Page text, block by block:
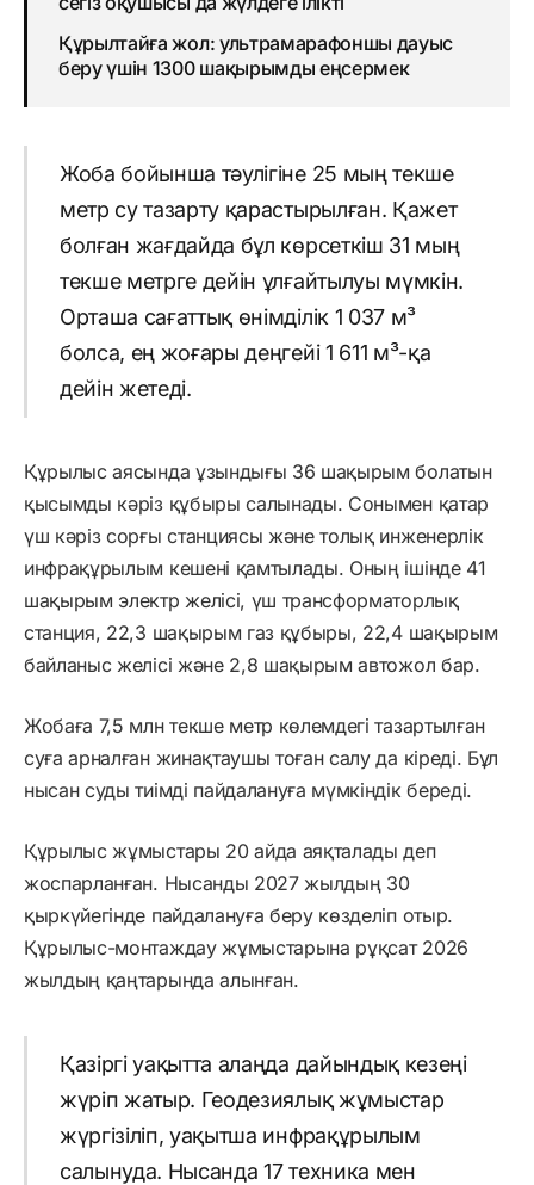
Құрылтайға жол: ультрамарафоншы дауыс
беру үшін 1300 шақырымды еңсермек
Жоба бойынша тәулігіне 25 мың текше
метр су тазарту қарастырылған. Қажет
болған жағдайда бұл көрсеткіш 31 мың
текше метрге дейін ұлғайтылуы мүмкін.
Орташа сағаттық өнімділік 1 037 м³
болса, ең жоғары деңгейі 1 611 м³-қа
дейін жетеді.
Құрылыс аясында ұзындығы 36 шақырым болатын
қысымды кәріз құбыры салынады. Сонымен қатар
үш кәріз сорғы станциясы және толық инженерлік
инфрақұрылым кешені қамтылады. Оның ішінде 41
шақырым электр желісі, үш трансформаторлық
станция, 22,3 шақырым газ құбыры, 22,4 шақырым
байланыс желісі және 2,8 шақырым автожол бар.
Жобаға 7,5 млн текше метр көлемдегі тазартылған
суға арналған жинақтаушы тоған салу да кіреді. Бұл
нысан суды тиімді пайдалануға мүмкіндік береді.
Құрылыс жұмыстары 20 айда аяқталады деп
жоспарланған. Нысанды 2027 жылдың 30
қыркүйегінде пайдалануға беру көзделіп отыр.
Құрылыс-монтаждау жұмыстарына рұқсат 2026
жылдың қаңтарында алынған.
Қазіргі уақытта алаңда дайындық кезеңі
жүріп жатыр. Геодезиялық жұмыстар
жүргізіліп, уақытша инфрақұрылым
салынуда. Нысанда 17 техника мен